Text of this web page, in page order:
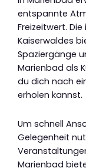
entspannte
Freizeitwert.
Kaiserwaldes
Spaziergänge
Marienbad als
du dich nach
erholen kannst.
Um schnell
Gelegenheit
Marienbad